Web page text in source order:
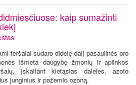
kaip sumažinti
teršalai sudaro didelę dalį pasaulinės oro
išmeta daugybę žmonių ir aplinkos
įskaitant kietąsias daleles, azoto
junginius ir pažemio ozoną.